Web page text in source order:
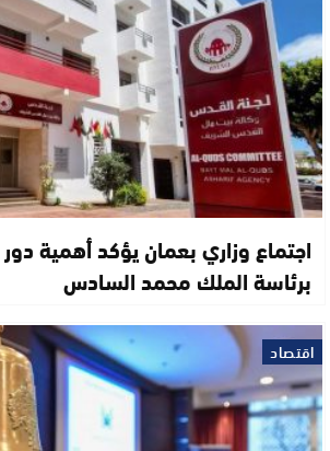
اجتماع وزاري بعمان يؤكد أهمية
برئاسة الملك محمد السادس
اقتصاد